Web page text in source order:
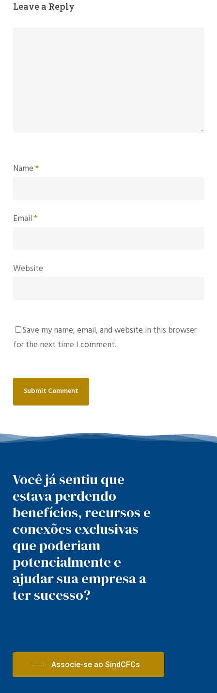
Leave a Reply
Name*
Email*
Website
Save my name, email, and website in this browser
for the next time I comment.
Você já sentiu que
estava perdendo
benefícios, recursos e
conexões exclusivas
que poderiam
potencialmente e
ajudar sua empresa a
ter sucesso?
Associe-se ao SindCFCs